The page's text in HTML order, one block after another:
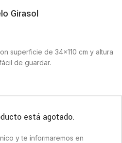
Girasol
superficie de 34×110 cm y altura
de guardar.
está agotado.
y te informaremos en